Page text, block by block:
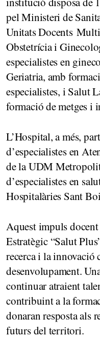
pel Ministeri de
Unitats Docents
Obstetrícia i
especialistes en
Geriatria, amb
especialistes, i Salut
formació de metges i
L’Hospital, a més,
d’especialistes en
de la UDM
d’especialistes en
Hospitalàries Sant
Aquest impuls docent
Estratègic “Salut
recerca i la innovació
desenvolupament.
continuar atraient
contribuint a la
donaran resposta als
futurs del territori.